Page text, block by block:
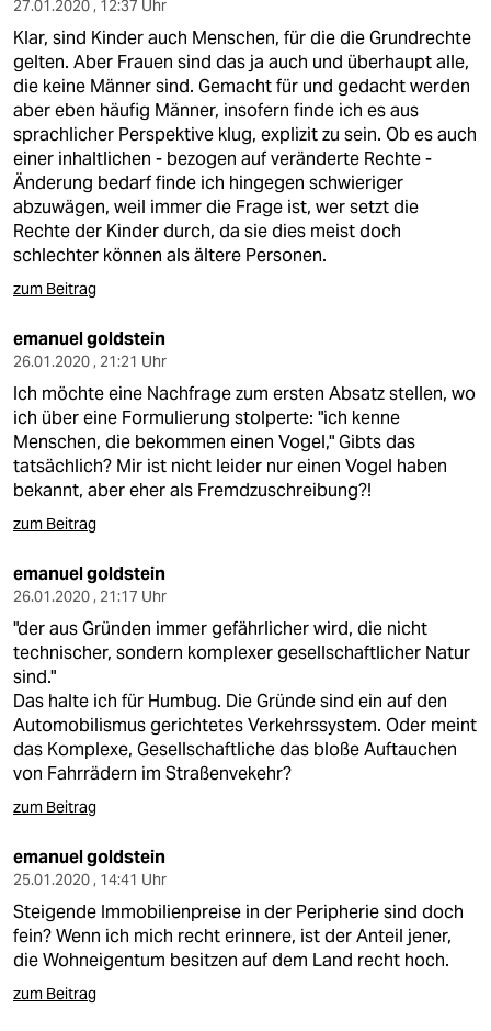
27.01.2020 , 12:37 Uhr
Klar, sind Kinder auch Menschen, für die die Grundrechte
gelten. Aber Frauen sind das ja auch und überhaupt alle,
die keine Männer sind. Gemacht für und gedacht werden
aber eben häufig Männer, insofern finde ich es aus
sprachlicher Perspektive klug, explizit zu sein. Ob es auch
einer inhaltlichen - bezogen auf veränderte Rechte -
Änderung bedarf finde ich hingegen schwieriger
abzuwägen, weil immer die Frage ist, wer setzt die
Rechte der Kinder durch, da sie dies meist doch
schlechter können als ältere Personen.
zum Beitrag
emanuel goldstein
26.01.2020 , 21:21 Uhr
Ich möchte eine Nachfrage zum ersten Absatz stellen, wo
ich über eine Formulierung stolperte: "ich kenne
Menschen, die bekommen einen Vogel," Gibts das
tatsächlich? Mir ist nicht leider nur einen Vogel haben
bekannt, aber eher als Fremdzuschreibung?!
zum Beitrag
emanuel goldstein
26.01.2020 , 21:17 Uhr
"der aus Gründen immer gefährlicher wird, die nicht
technischer, sondern komplexer gesellschaftlicher Natur
sind."
Das halte ich für Humbug. Die Gründe sind ein auf den
Automobilismus gerichtetes Verkehrssystem. Oder meint
das Komplexe, Gesellschaftliche das bloße Auftauchen
von Fahrrädern im Straßenvekehr?
zum Beitrag
emanuel goldstein
25.01.2020 , 14:41 Uhr
Steigende Immobilienpreise in der Peripherie sind doch
fein? Wenn ich mich recht erinnere, ist der Anteil jener,
die Wohneigentum besitzen auf dem Land recht hoch.
zum Beitrag